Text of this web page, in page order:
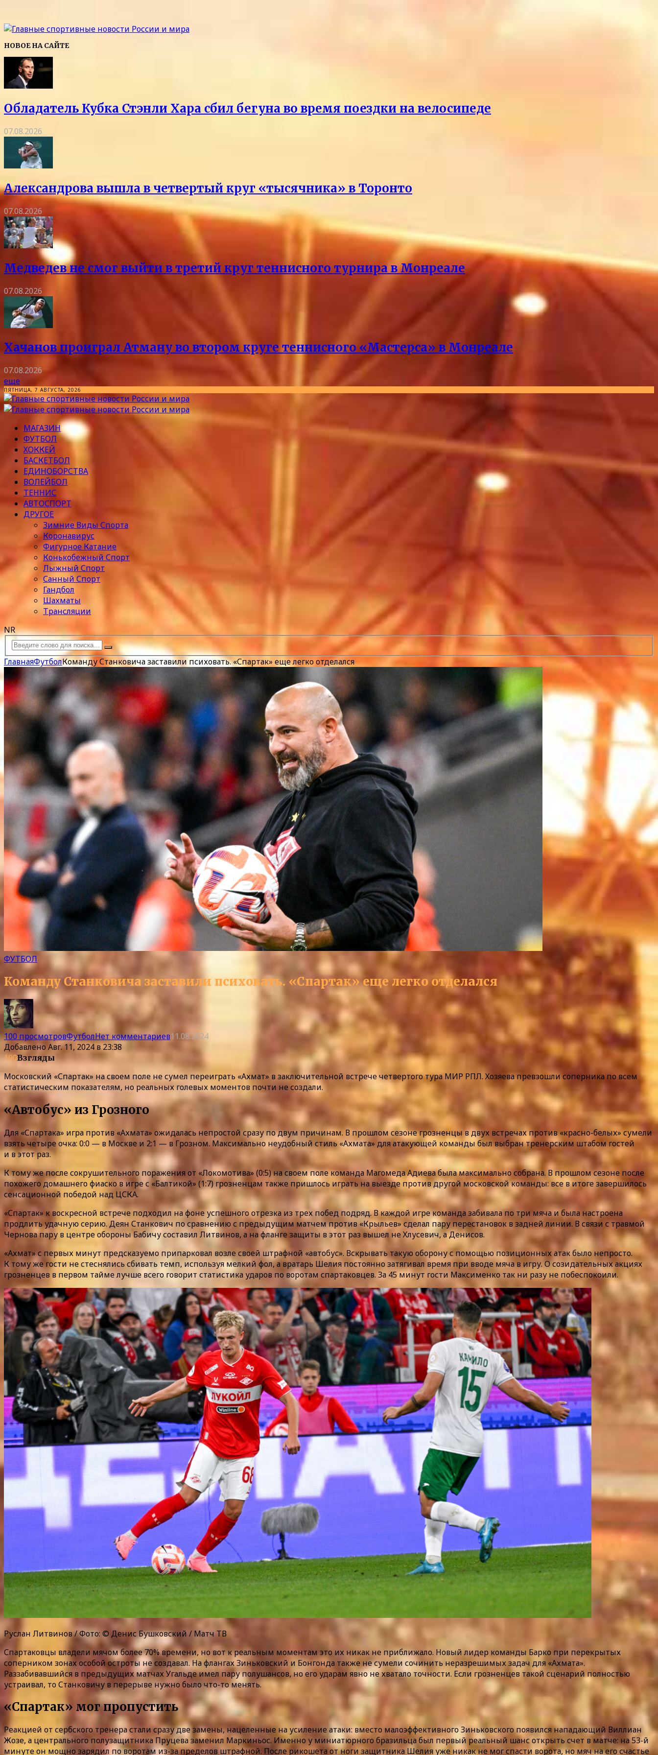
НОВОЕ НА САЙТЕ
Обладатель Кубка Стэнли Хара сбил бегуна во время поездки на велосипеде
07.08.2026
Александрова вышла в четвертый круг «тысячника» в Торонто
07.08.2026
Медведев не смог выйти в третий круг теннисного турнира в Монреале
07.08.2026
Хачанов проиграл Атману во втором круге теннисного «Мастерса» в Монреале
07.08.2026
еще
ПЯТНИЦА, 7 АВГУСТА, 2026
МАГАЗИН
ФУТБОЛ
ХОККЕЙ
БАСКЕТБОЛ
ЕДИНОБОРСТВА
ВОЛЕЙБОЛ
ТЕННИС
АВТОСПОРТ
ДРУГОЕ
Зимние Виды Спорта
Коронавирус
Фигурное Катание
Конькобежный Спорт
Лыжный Спорт
Санный Спорт
Гандбол
Шахматы
Трансляции
NR
ГлавнаяФутболКоманду Станковича заставили психовать. «Спартак» еще легко отделался
ФУТБОЛ
Команду Станковича заставили психовать. «Спартак» еще легко отделался
100 просмотровФутболНет комментариев11.08.2024
ДобавленоАвг. 11, 2024 в 23:38
100Взгляды
Московский «Спартак» на своем поле не сумел переиграть «Ахмат» в заключительной встрече четвертого тура МИР РПЛ. Хозяева превзошли соперника по всем
статистическим показателям, но реальных голевых моментов почти не создали.
«Автобус» из Грозного
Для «Спартака» игра против «Ахмата» ожидалась непростой сразу по двум причинам. В прошлом сезоне грозненцы в двух встречах против «красно-белых» сумели
взять четыре очка: 0:0 — в Москве и 2:1 — в Грозном. Максимально неудобный стиль «Ахмата» для атакующей команды был выбран тренерским штабом гостей
и в этот раз.
К тому же после сокрушительного поражения от «Локомотива» (0:5) на своем поле команда Магомеда Адиева была максимально собрана. В прошлом сезоне после
похожего домашнего фиаско в игре с «Балтикой» (1:7) грозненцам также пришлось играть на выезде против другой московской команды: все в итоге завершилось
сенсационной победой над ЦСКА.
«Спартак» к воскресной встрече подходил на фоне успешного отрезка из трех побед подряд. В каждой игре команда забивала по три мяча и была настроена
продлить удачную серию. Деян Станкович по сравнению с предыдущим матчем против «Крыльев» сделал пару перестановок в задней линии. В связи с травмой
Чернова пару в центре обороны Бабичу составил Литвинов, а на фланге защиты в этот раз вышел не Хлусевич, а Денисов.
«Ахмат» с первых минут предсказуемо припарковал возле своей штрафной «автобус». Вскрывать такую оборону с помощью позиционных атак было непросто.
К тому же гости не стеснялись сбивать темп, используя мелкий фол, а вратарь Шелия постоянно затягивал время при вводе мяча в игру. О созидательных акциях
грозненцев в первом тайме лучше всего говорит статистика ударов по воротам спартаковцев. За 45 минут гости Максименко так ни разу не побеспокоили.
Руслан Литвинов / Фото: © Денис Бушковский / Матч ТВ
Спартаковцы владели мячом более 70% времени, но вот к реальным моментам это их никак не приближало. Новый лидер команды Барко при перекрытых
соперником зонах особой остроты не создавал. На флангах Зиньковский и Бонгонда также не сумели сочинить неразрешимых задач для «Ахмата».
Раззабивавшийся в предыдущих матчах Угальде имел пару полушансов, но его ударам явно не хватало точности. Если грозненцев такой сценарий полностью
устраивал, то Станковичу в перерыве нужно было что-то менять.
«Спартак» мог пропустить
Реакцией от сербского тренера стали сразу две замены, нацеленные на усиление атаки: вместо малоэффективного Зиньковского появился нападающий Виллиан
Жозе, а центрального полузащитника Пруцева заменил Маркиньос. Именно у миниатюрного бразильца был первый реальный шанс открыть счет в матче: на 53-й
минуте он мощно зарядил по воротам из-за пределов штрафной. После рикошета от ноги защитника Шелия уже никак не мог спасти ворота, но мяч на его счастье